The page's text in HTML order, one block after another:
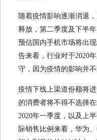
随着疫情影响逐渐消退
释放，第二季度及下半
预估国内手机市场将出
告来看，行业对于2020
守，因为疫情的影响并不
疫情下线上渠道份额将
的消费者将不得不选择
2020年一季度，以及上
际销售比例来看，华为